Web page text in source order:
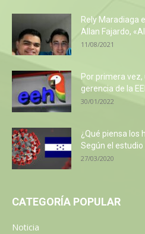
Rely Maradiaga
Allan Fajardo,
11/08/2021
Por primera
gerencia de la
30/01/2022
¿Qué piensa los
Según el estudio
27/03/2020
CATEGORÍA POPULAR
Noticia